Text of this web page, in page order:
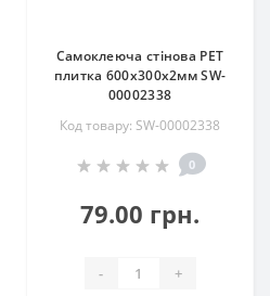
Самоклеюча стінова PET
плитка 600х300х2мм SW-
00002338
Код товару: SW-00002338
0
79.00 грн.
- +